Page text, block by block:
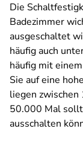
Die
Badezimmer
ausgeschaltet
häufig auch
häufig mit
Sie auf eine
liegen
50.000 Mal
ausschalten